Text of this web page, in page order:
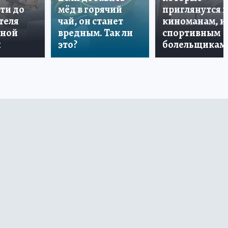
до
мёд в горячий
чай, он станет
вредным. Так ли
это?
приглянутся и
киноманам, и
спортивным
болельщикам